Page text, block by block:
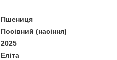
Пшениця
Посівний (насіння)
2025
Еліта